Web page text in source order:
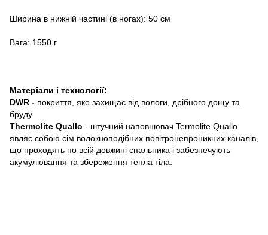
Ширина в нижній частині (в ногах): 50 см
Вага: 1550 г
Матеріали і технології:
DWR - покриття, яке захищає від вологи, дрібного дощу та
бруду.
Thermolite Quallo - штучний наповнювач Termolite Quallo
являє собою сім волокноподібних повітронепроникних каналів,
що проходять по всій довжині спальника і забезпечують
акумулювання та збереження тепла тіла.